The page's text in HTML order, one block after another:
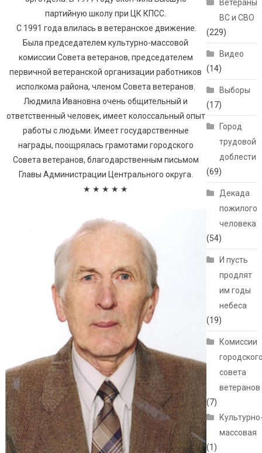
партийную школу при ЦК КПСС.
С 1991 года влилась в ветеранское движение.
Была председателем культурно-массовой
комиссии Совета ветеранов, председателем
первичной ветеранской организации работников
исполкома района, членом Совета ветеранов.
Людмила Ивановна очень общительный и
ответственный человек, имеет колоссальный опыт
работы с людьми. Имеет государственные
награды, поощрялась грамотами городского
Совета ветеранов, благодарственным письмом
Главы Администрации Центрального округа.
★ ★ ★ ★ ★
Ветераны
ВС и СВО
(229)
Видео
(14)
Выборы
(17)
Город
трудовой
доблести
(69)
Декада
пожилого
человека
(54)
И пусть
продлят
им годы
небеса
(19)
Комиссии
совета
ветеранов
(7)
массовая
(1)